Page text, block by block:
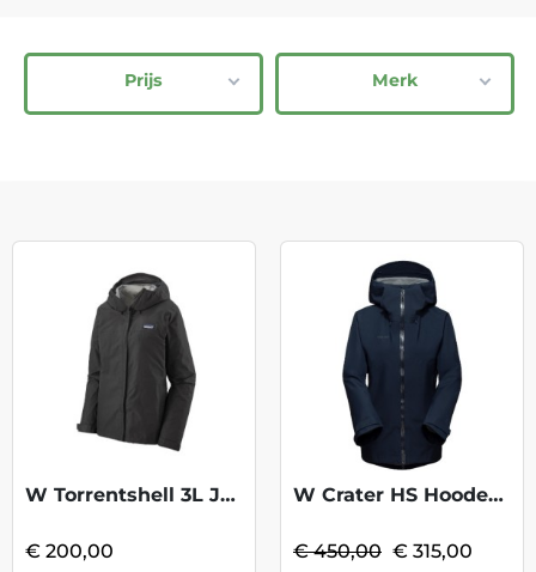
Prijs Merk
W Torrentshell 3L Jacket - Black
€ 200,00
W Crater HS Hooded Jkt-Marine Blk KOOPJE
€ 450,00 € 315,00